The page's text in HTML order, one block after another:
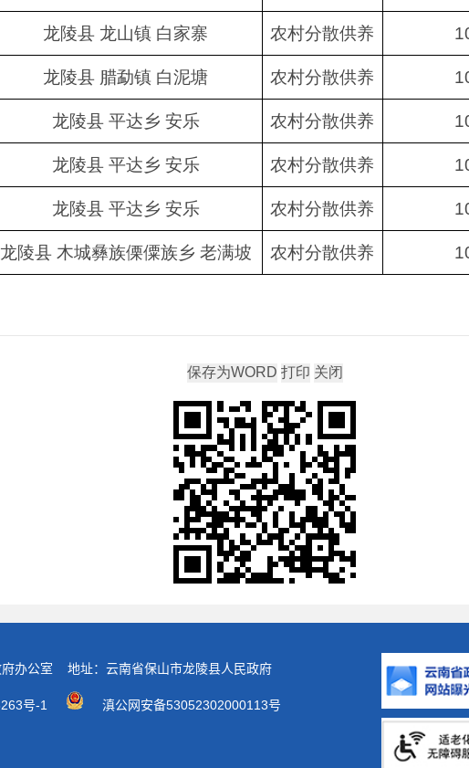
龙陵县 龙山镇 白家寨 农村分散供养
龙陵县 腊勐镇 白泥塘 农村分散供养
龙陵县 平达乡 安乐 农村分散供养
龙陵县 平达乡 安乐 农村分散供养
龙陵县 平达乡 安乐 农村分散供养
龙陵县 木城彝族傈僳族乡 老满坡 农村分散供养